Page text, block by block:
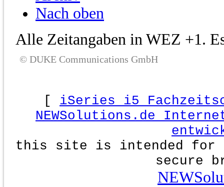
Nach oben
Alle Zeitangaben in WEZ +1.
© DUKE Communications GmbH
[ iSeries i5
NEWSolutions.de
this site is intended for
secure